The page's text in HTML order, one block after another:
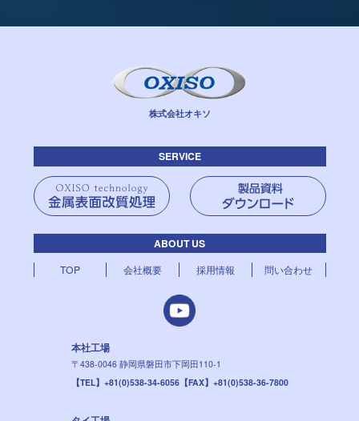
株式会社オキソ
SERVICE
ABOUT US
TOP 会社概要 採用情報 問い合わせ
本社工場
〒438-0046 静岡県磐田市下岡田110-1
【TEL】+81(0)538-34-6056【FAX】+81(0)538-36-7800